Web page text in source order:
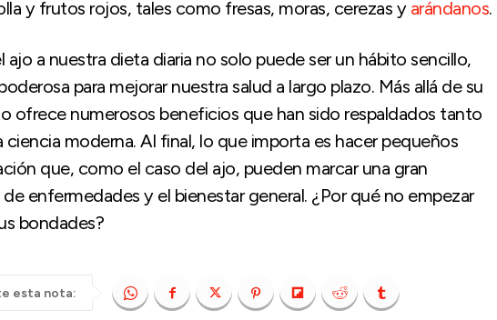
y frutos rojos, tales como fresas, moras, cerezas y arándanos.
ajo a nuestra dieta diaria no solo puede ser un hábito sencillo,
para mejorar nuestra salud a largo plazo. Más allá de su
ofrece numerosos beneficios que han sido respaldados tanto
moderna. Al final, lo que importa es hacer pequeños
que, como el caso del ajo, pueden marcar una gran
enfermedades y el bienestar general. ¿Por qué no empezar
bondades?
esta nota: